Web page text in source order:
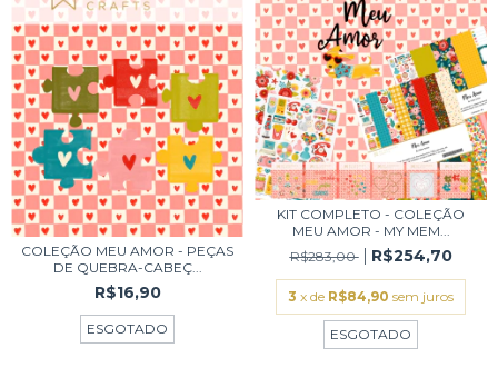
COLEÇÃO MEU AMOR - PEÇAS
DE QUEBRA-CABEÇ...
R$16,90
ESGOTADO
KIT COMPLETO - COLEÇÃO
MEU AMOR - MY MEM...
R$283,00
R$254,70
3 x de R$84,90 sem juros
ESGOTADO